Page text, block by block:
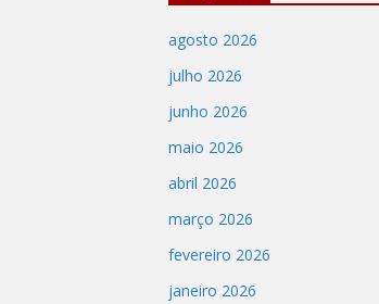
agosto 2026
julho 2026
junho 2026
maio 2026
abril 2026
março 2026
fevereiro 2026
janeiro 2026